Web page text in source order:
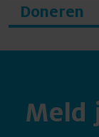
Doneren
Meld